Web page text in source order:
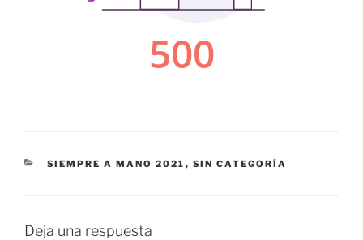
CATEGORÍAS
SIEMPRE A MANO 2021 , SIN CATEGORÍA
Deja una respuesta